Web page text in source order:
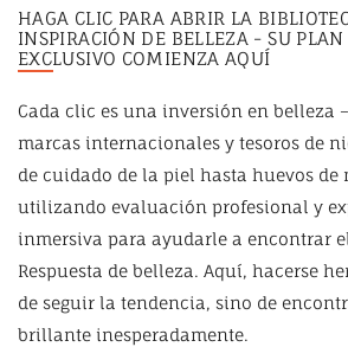
HAGA CLIC PARA ABRIR LA
INSPIRACIÓN DE BELLEZA - SU PLAN
EXCLUSIVO COMIENZA AQUÍ
Cada clic es una inversión en belleza
marcas internacionales y tesoros de
de cuidado de la piel hasta huevos de
utilizando evaluación profesional y
inmersiva para ayudarle a encontrar
Respuesta de belleza. Aquí, hacerse
de seguir la tendencia, sino de
brillante inesperadamente.